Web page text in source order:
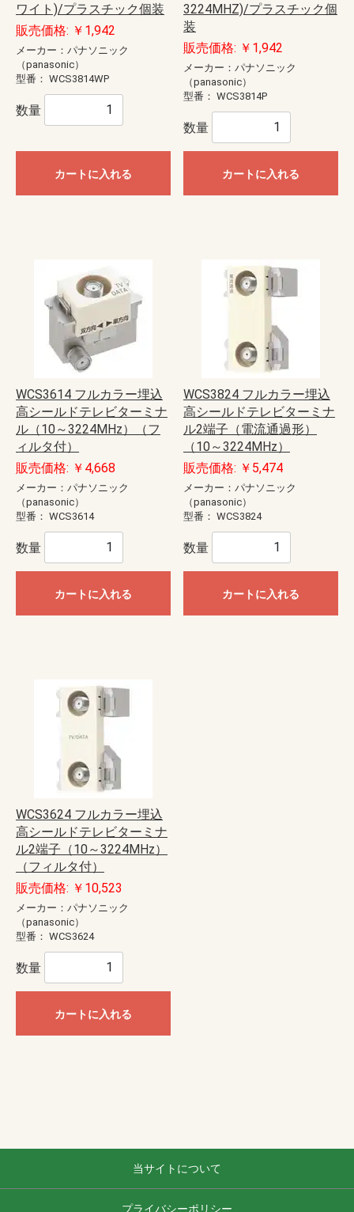
ワイト)/プラスチック個装
販売価格: ￥1,942
メーカー：パナソニック
（panasonic）
型番： WCS3814WP
数量
カートに入れる
3224MHZ)/プラスチック個
装
販売価格: ￥1,942
メーカー：パナソニック
（panasonic）
型番： WCS3814P
数量
カートに入れる
WCS3614 フルカラー埋込
高シールドテレビターミナ
ル（10～3224MHz）（フ
ィルタ付）
販売価格: ￥4,668
メーカー：パナソニック
（panasonic）
型番： WCS3614
数量
カートに入れる
WCS3824 フルカラー埋込
高シールドテレビターミナ
ル2端子（電流通過形）
（10～3224MHz）
販売価格: ￥5,474
メーカー：パナソニック
（panasonic）
型番： WCS3824
数量
カートに入れる
WCS3624 フルカラー埋込
高シールドテレビターミナ
ル2端子（10～3224MHz）
（フィルタ付）
販売価格: ￥10,523
メーカー：パナソニック
（panasonic）
型番： WCS3624
数量
カートに入れる
当サイトについて
プライバシーポリシー